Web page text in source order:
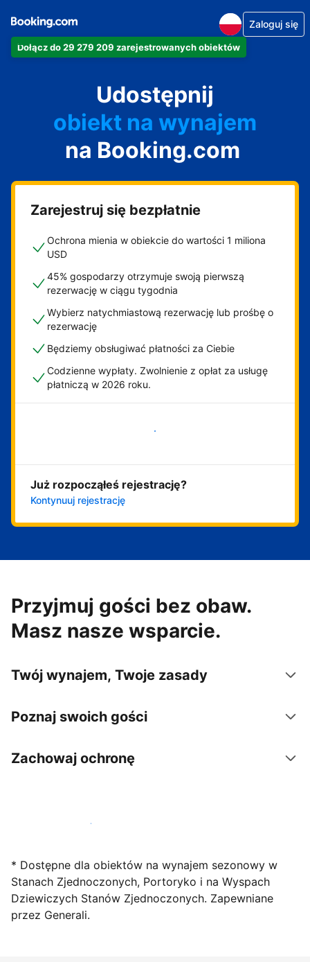
Dołącz do 29 279 209 zarejestrowanych obiektów
Zaloguj się
Udostępnij
apartament
hotel
obiekt na wynajem
wakacyjny
pensjonat
obiekt B&B
na Booking.com
Zarejestruj się bezpłatnie
Ochrona mienia w obiekcie do wartości 1 miliona
USD
45% gospodarzy otrzymuje swoją pierwszą
rezerwację w ciągu tygodnia
Wybierz natychmiastową rezerwację lub prośbę o
rezerwację
Będziemy obsługiwać płatności za Ciebie
Codzienne wypłaty. Zwolnienie z opłat za usługę
płatniczą w 2026 roku.
Zacznij już teraz
Już rozpocząłeś rejestrację?
Kontynuuj rejestrację
Przyjmuj gości bez obaw.
Masz nasze wsparcie.
Twój wynajem, Twoje zasady
Poznaj swoich gości
Zachowaj ochronę
Zarejestruj obiekt już dziś
* Dostępne dla obiektów na wynajem sezonowy w
Stanach Zjednoczonych, Portoryko i na Wyspach
Dziewiczych Stanów Zjednoczonych. Zapewniane
przez Generali.